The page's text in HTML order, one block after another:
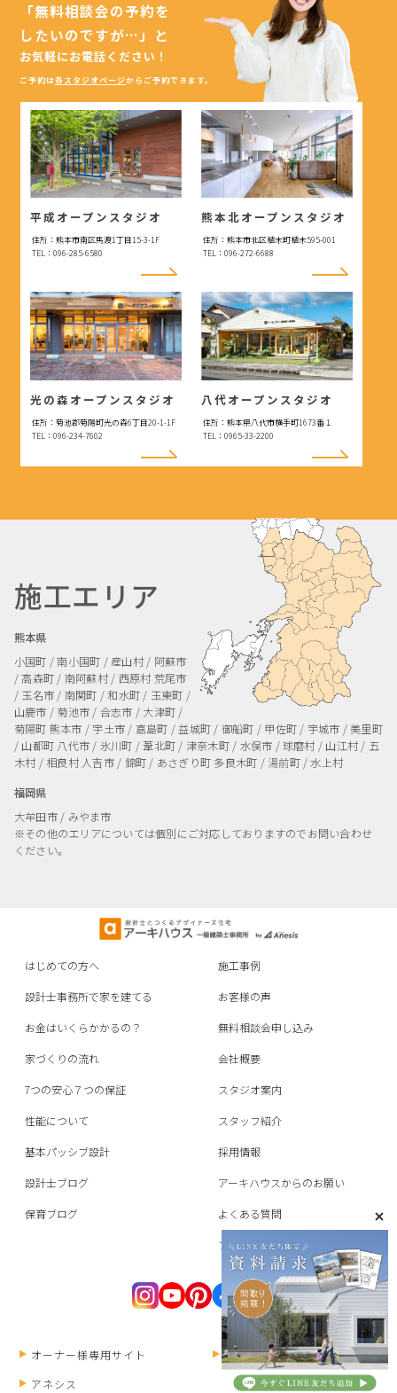
「無料相談会の予約を
したいのですが…」
と
お気軽にお電話ください！
ご予約は各スタジオページからご予約できます。
平成オープンスタジオ
住所：熊本市南区馬渡1丁目15-3-1F
TEL：096-285-6580
熊本北オープンスタジオ
住所：熊本市北区植木町植木595-001
TEL：096-272-6688
光の森オープンスタジオ
住所：菊池郡菊陽町光の森6丁目20-1-1F
TEL：096-234-7602
八代オープンスタジオ
住所：熊本県八代市横手町1673番１
TEL：0965-33-2200
施工エリア
熊本県
小国町 / 南小国町 / 産山村 / 阿蘇市
/ 高森町 / 南阿蘇村 / 西原村 荒尾市
/ 玉名市 / 南関町 / 和水町 / 玉東町 /
山鹿市 / 菊池市 / 合志市 / 大津町 /
菊陽町 熊本市 / 宇土市 / 嘉島町 / 益城町 / 御船町 / 甲佐町 / 宇城市 / 美里町
/ 山都町 八代市 / 氷川町 / 葦北町 / 津奈木町 / 水俣市 / 球磨村 / 山江村 / 五
木村 / 相良村人吉市 / 錦町 / あさぎり町 多良木町 / 湯前町 / 水上村
福岡県
大牟田市 / みやま市
※その他のエリアについては個別にご対応しておりますのでお問い合わせ
ください。
はじめての方へ
設計士事務所で家を建てる
お金はいくらかかるの？
家づくりの流れ
7つの安心７つの保証
性能について
基本パッシブ設計
設計士ブログ
保育ブログ
施工事例
お客様の声
無料相談会申し込み
会社概要
スタジオ案内
スタッフ紹介
採用情報
アーキハウスからのお願い
よくある質問
プライバシーポリシー
オーナー様専用サイト
ANESIS RECRUIT
アネシス